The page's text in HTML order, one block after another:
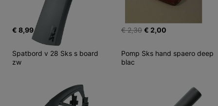
€ 8,99 € 2,30 € 2,00
Spatbord v 28 Sks s board
zw
Pomp Sks hand spaero deep
blac